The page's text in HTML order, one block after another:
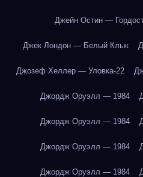
Джейн Остин —
Джек Лондон — Белый Клык
Джозеф Хеллер — Уловка-22
Джордж Оруэлл — 1984
Джордж Оруэлл — 1984
Джордж Оруэлл — 1984
Джордж Оруэлл — 1984